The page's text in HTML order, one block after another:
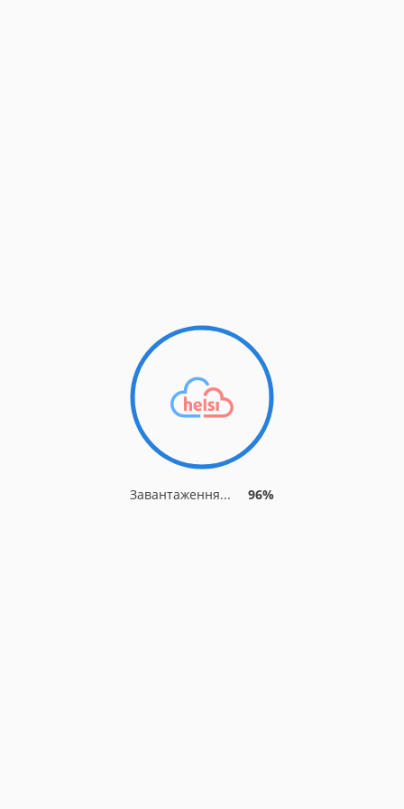
Завантаження... 96%